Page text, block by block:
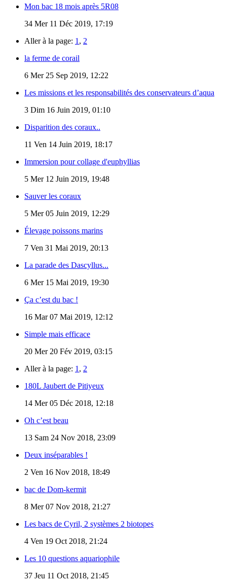
Mon bac 18 mois après 5R08
34 Mer 11 Déc 2019, 17:19
Aller à la page: 1 , 2
la ferme de corail
6 Mer 25 Sep 2019, 12:22
Les missions et les responsabilités des conservateurs d’aqua
3 Dim 16 Juin 2019, 01:10
Disparition des coraux..
11 Ven 14 Juin 2019, 18:17
Immersion pour collage d'euphyllias
5 Mer 12 Juin 2019, 19:48
Sauver les coraux
5 Mer 05 Juin 2019, 12:29
Élevage poissons marins
7 Ven 31 Mai 2019, 20:13
La parade des Dascyllus...
6 Mer 15 Mai 2019, 19:30
Ça c’est du bac !
16 Mar 07 Mai 2019, 12:12
Simple mais efficace
20 Mer 20 Fév 2019, 03:15
Aller à la page: 1 , 2
180L Jaubert de Pitiyeux
14 Mer 05 Déc 2018, 12:18
Oh c’est beau
13 Sam 24 Nov 2018, 23:09
Deux inséparables !
2 Ven 16 Nov 2018, 18:49
bac de Dom-kermit
8 Mer 07 Nov 2018, 21:27
Les bacs de Cyril, 2 systèmes 2 biotopes
4 Ven 19 Oct 2018, 21:24
Les 10 questions aquariophile
37 Jeu 11 Oct 2018, 21:45